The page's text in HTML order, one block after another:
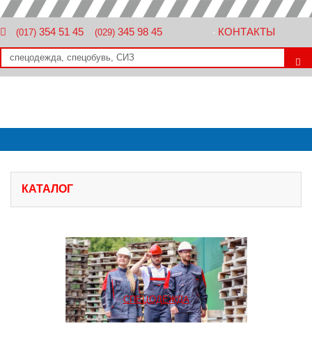
(017) 354 51 45 (029) 345 98 45 - КОНТАКТЫ
КАТАЛОГ
СПЕЦОДЕЖДА